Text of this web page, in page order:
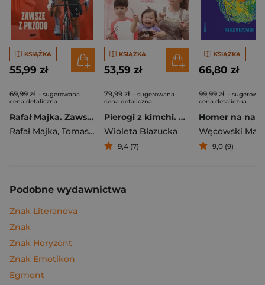
KSIĄŻKA
55,99 zł
69,99 zł - sugerowana
cena detaliczna
Rafał Majka. Zawsze z przodu. Rozmawia Tomasz Kalemba - książka z autografem
Rafał Majka, Tomasz Kalemba
KSIĄŻKA
53,59 zł
79,99 zł - sugerowana
cena detaliczna
Pierogi z kimchi. Moje ulubione azjatyckie przepisy
Wioleta Błazucka
9,4 (7)
KSIĄŻKA
66,80 zł
99,99 zł -
cena detaliczna
Węcowski
9,0 (9)
Podobne wydawnictwa
Znak Literanova
Znak
Znak Horyzont
Znak Emotikon
Egmont